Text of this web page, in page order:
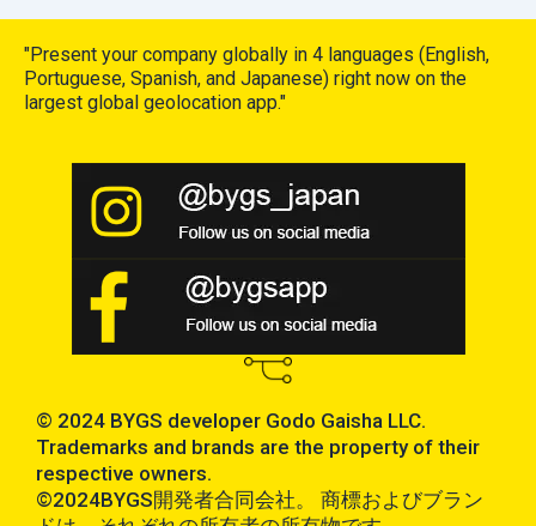
"Present your company globally in 4 languages (English,
Portuguese, Spanish, and Japanese) right now on the
largest global geolocation app."
© 2024 BYGS developer Godo Gaisha LLC.
Trademarks and brands are the property of their
respective owners.
©2024BYGS開発者合同会社。 商標およびブラン